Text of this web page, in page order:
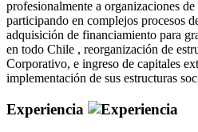
profesionalmente a organizaciones
participando en complejos procesos
adquisición de financiamiento para
en todo Chile , reorganización de
Corporativo, e ingreso de capitales
implementación de sus estructuras
Experiencia